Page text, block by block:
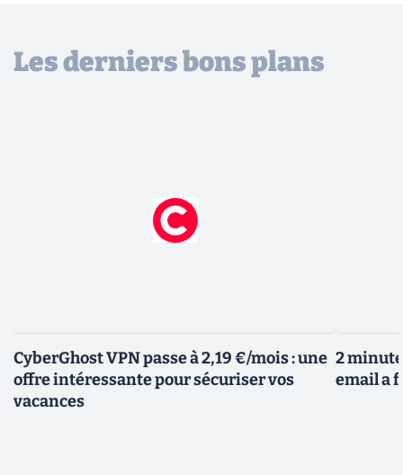
Les derniers bons plans
CyberGhost VPN passe à 2,19 €/mois : une
offre intéressante pour sécuriser vos
vacances
2
email a